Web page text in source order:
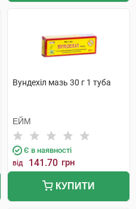
Вундехіл мазь 30 г 1 туба
ЕЙМ
Є в наявності
від 141.70 грн
КУПИТИ